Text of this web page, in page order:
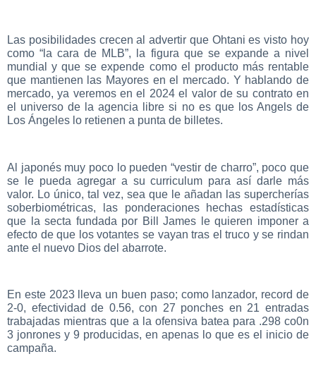
Las posibilidades crecen al advertir que Ohtani es visto hoy
como “la cara de MLB”, la figura que se expande a nivel
mundial y que se expende como el producto más rentable
que mantienen las Mayores en el mercado. Y hablando de
mercado, ya veremos en el 2024 el valor de su contrato en
el universo de la agencia libre si no es que los Angels de
Los Ángeles lo retienen a punta de billetes.
Al japonés muy poco lo pueden “vestir de charro”, poco que
se le pueda agregar a su curriculum para así darle más
valor. Lo único, tal vez, sea que le añadan las supercherías
soberbiométricas, las ponderaciones hechas estadísticas
que la secta fundada por Bill James le quieren imponer a
efecto de que los votantes se vayan tras el truco y se rindan
ante el nuevo Dios del abarrote.
En este 2023 lleva un buen paso; como lanzador, record de
2-0, efectividad de 0.56, con 27 ponches en 21 entradas
trabajadas mientras que a la ofensiva batea para .298 co0n
3 jonrones y 9 producidas, en apenas lo que es el inicio de
campaña.